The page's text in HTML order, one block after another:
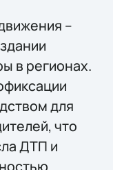
–
в регионах.
для
что
ДТП и